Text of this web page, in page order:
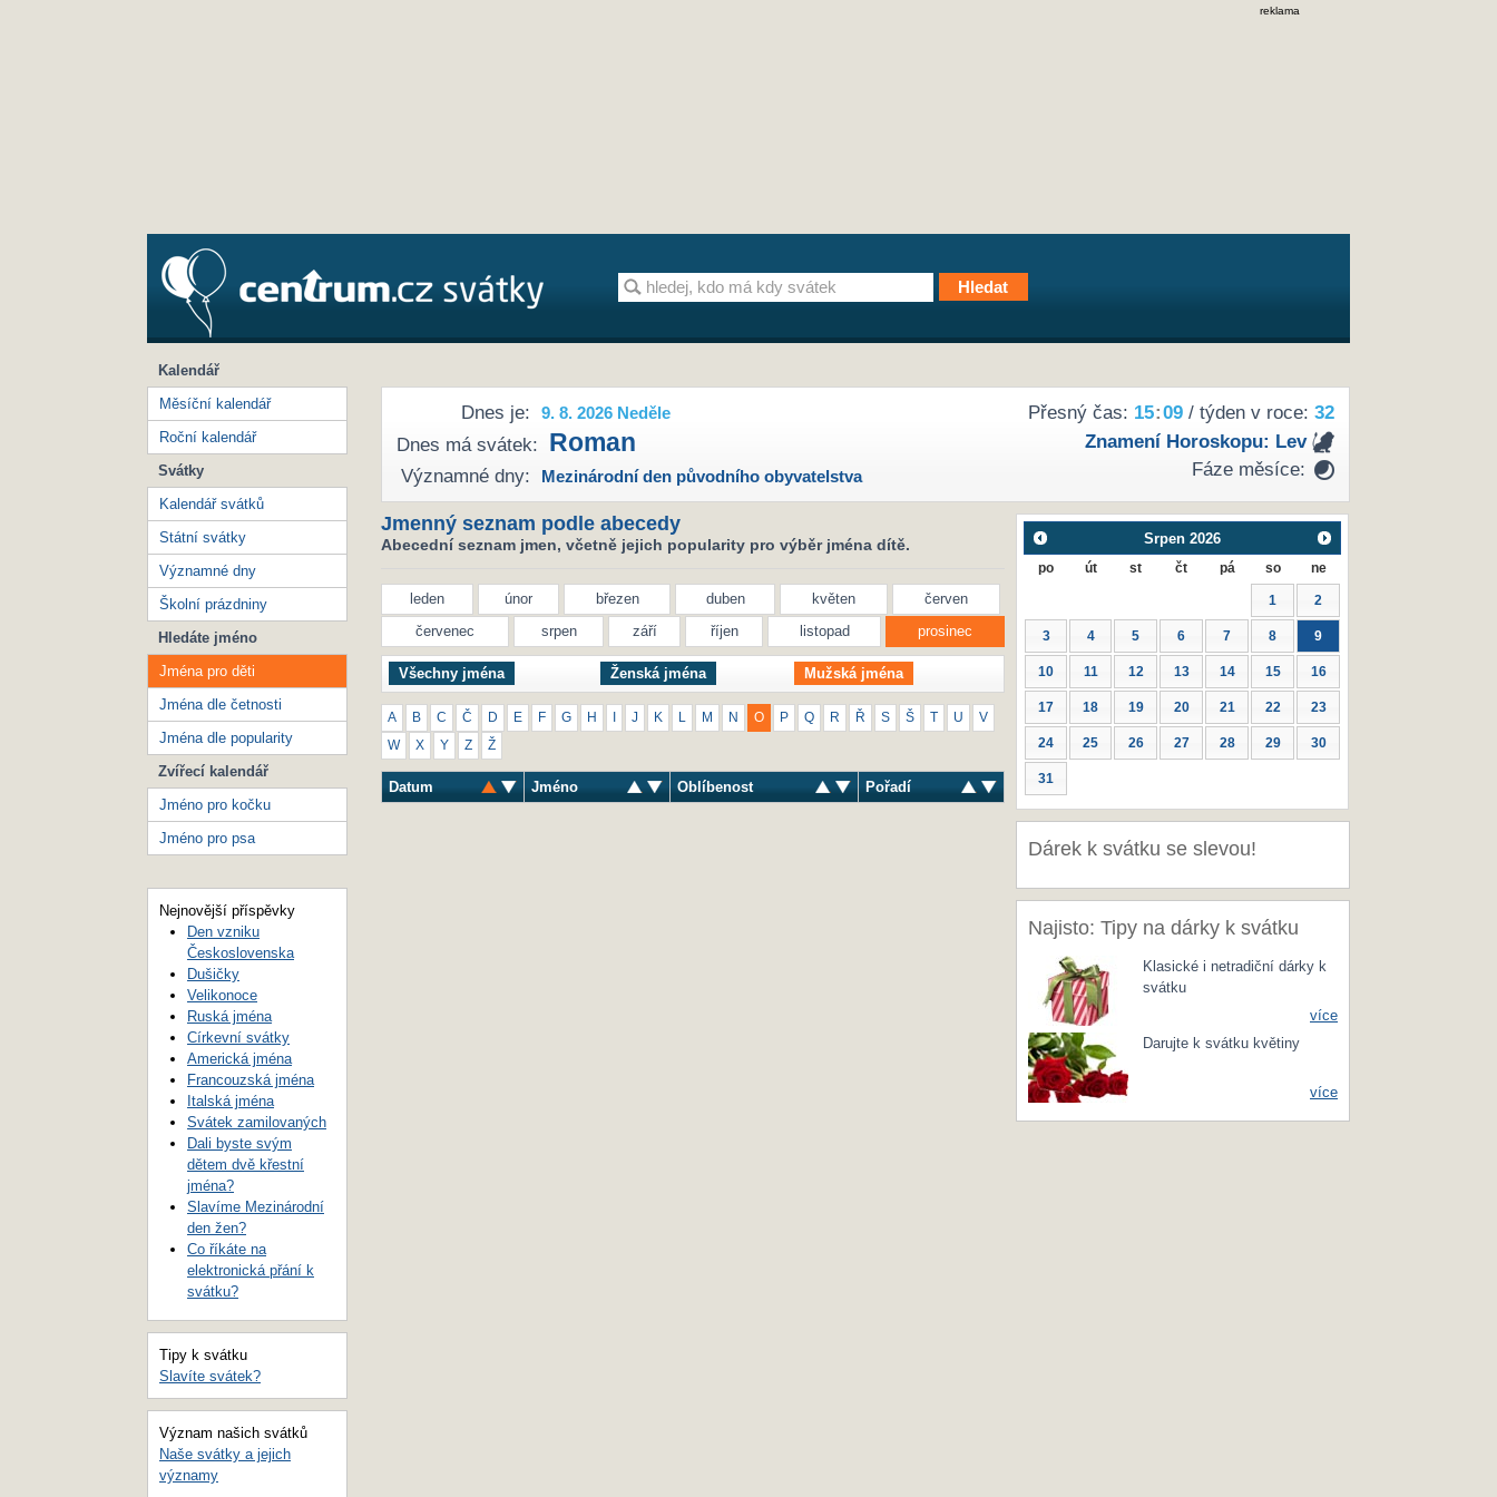
reklama
Přesný čas: 15 09/ týden v roce: 32
Znamení Horoskopu: Lev
Fáze měsíce:
Dnes je: 9. 8. 2026 Neděle
Dnes má svátek: Roman
Významné dny: Mezinárodní den původního obyvatelstva
Jmenný seznam podle abecedy
Abecední seznam jmen, včetně jejich popularity pro výběr jména dítě.
leden únor březen duben květen
červen
červenec
srpen září říjen listopad prosinec
Všechny jména Ženská jména Mužská jména
A B C Č D E F G H J K M N O P Q R Ř S Š T U V
W X Y Z Ž
Datum Jméno Oblíbenost Pořadí
Srpen 2026
po út st čt pá so ne
1 2
3 4 5 6 7 8 9
10 11 12 13 14 15 16
17 18 19 20 21 22 23
24 25 26 27 28 29 30
31
Dárek k svátku se slevou!
Najisto: Tipy na dárky k svátku
Klasické i netradiční dárky k
svátku
více
Darujte k svátku květiny
více
Kalendář
Měsíční kalendář
Roční kalendář
Svátky
Kalendář svátků
Státní svátky
Významné dny
Školní prázdniny
Hledáte jméno
Jména pro děti
Jména dle četnosti
Jména dle popularity
Zvířecí kalendář
Jméno pro kočku
Jméno pro psa
Nejnovější příspěvky
Den vzniku
Československa
Dušičky
Velikonoce
Ruská jména
Církevní svátky
Americká jména
Francouzská jména
Italská jména
Svátek zamilovaných
Dali byste svým
dětem dvě křestní
jména?
Slavíme Mezinárodní
den žen?
Co říkáte na
elektronická přání k
svátku?
Tipy k svátku
Slavíte svátek?
Význam našich svátků
Naše svátky a jejich
významy